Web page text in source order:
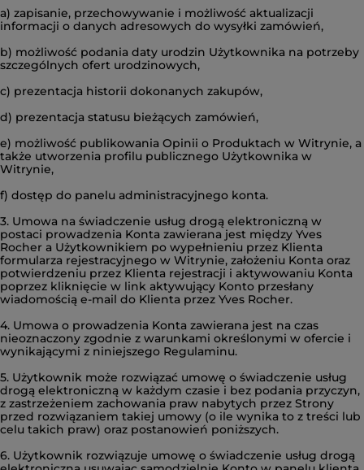
a) zapisanie, przechowywanie i możliwość aktualizacji
informacji o danych adresowych do wysyłki zamówień,
b) możliwość podania daty urodzin Użytkownika na potrzeby
szczególnych ofert urodzinowych,
c) prezentacja historii dokonanych zakupów,
d) prezentacja statusu bieżących zamówień,
e) możliwość publikowania Opinii o Produktach w Witrynie, a
także utworzenia profilu publicznego Użytkownika w
Witrynie,
f) dostęp do panelu administracyjnego konta.
3. Umowa na świadczenie usług drogą elektroniczną w
postaci prowadzenia Konta zawierana jest między Yves
Rocher a Użytkownikiem po wypełnieniu przez Klienta
formularza rejestracyjnego w Witrynie, założeniu Konta oraz
potwierdzeniu przez Klienta rejestracji i aktywowaniu Konta
poprzez kliknięcie w link aktywujący Konto przesłany
wiadomością e-mail do Klienta przez Yves Rocher.
4. Umowa o prowadzenia Konta zawierana jest na czas
nieoznaczony zgodnie z warunkami określonymi w ofercie i
wynikającymi z niniejszego Regulaminu.
5. Użytkownik może rozwiązać umowę o świadczenie usług
drogą elektroniczną w każdym czasie i bez podania przyczyn,
z zastrzeżeniem zachowania praw nabytych przez Strony
przed rozwiązaniem takiej umowy (o ile wynika to z treści lub
celu takich praw) oraz postanowień poniższych.
6. Użytkownik rozwiązuje umowę o świadczenie usług drogą